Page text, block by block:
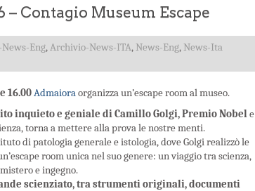
– Contagio Museum Escape
Eng,Archivio-News-ITA, News-Eng, News-Ita
16.00Admaioraorganizza un’escape room al museo.
inquieto e geniale di Camillo Golgi, Premio Nobele
torna a mettere alla prova le nostre menti.
di patologia generale e istologia, dove Golgi realizzò le
room unica nel suo genere: un viaggio tra scienza,
mistero e ingegno.
scienziato, tra strumenti originali, documenti